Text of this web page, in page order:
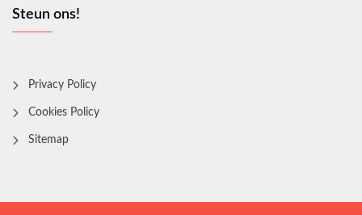
Steun ons!
Privacy Policy
Cookies Policy
Sitemap